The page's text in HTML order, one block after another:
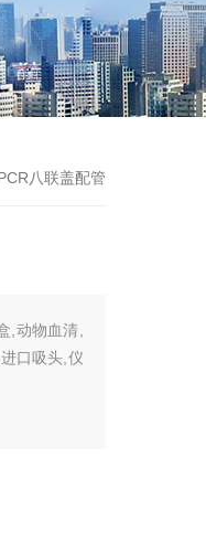
八联盖配管
,动物血清,
口吸头,仪